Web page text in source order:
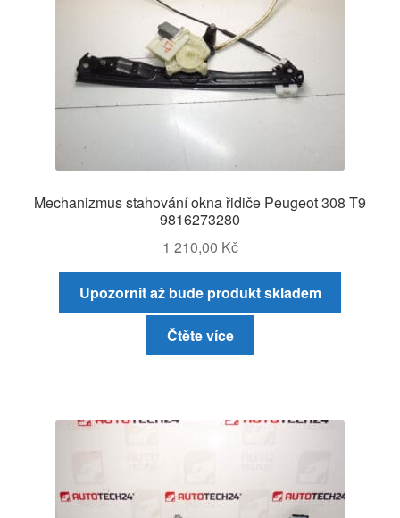
Mechanizmus stahování okna řidiče Peugeot 308 T9
9816273280
1 210,00 Kč
Upozornit až bude produkt skladem
Čtěte více